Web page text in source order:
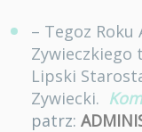
– Tegoz
Zywieczkiego
Lipski
Zywiecki.
patrz: